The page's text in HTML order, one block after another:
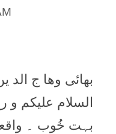
بھائی وھا ج
السلام علیکم و
بہت خُوب ۔